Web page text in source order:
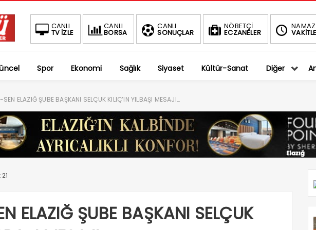
CANLI
TV İZLE
CANLI
BORSA
CANLI
SONUÇLAR
NÖBETÇİ
ECZANELER
NAMAZ
BIST
-0.75% 1.401,27
DOLAR
% 36,5794
Spor Ekonomi Sağlık Siyaset Kültür-Sanat Diğer
SEN ELAZIĞ ŞUBE BAŞKANI SELÇUK KILIÇ’IN YILBAŞI MESAJI…
ELAZIĞ ŞUBE BAŞKANI SELÇUK